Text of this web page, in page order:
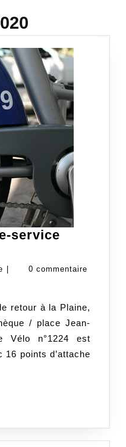
service
en
Riverains
Plaine
0 commentaire
/ place Jean-
Vélo n°1224 est
points d’attache